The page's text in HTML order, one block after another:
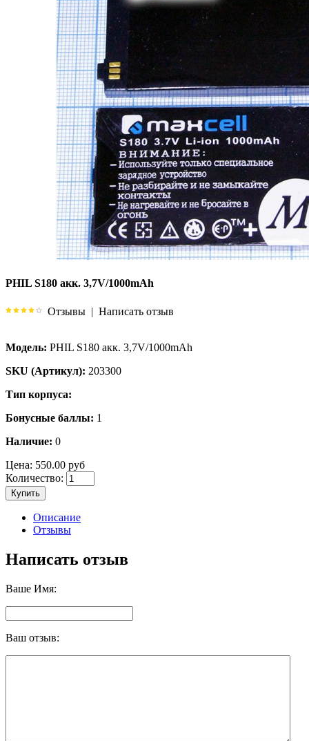
PHIL S180 акк. 3,7V/1000mAh
Отзывы | Написать отзыв
Модель: PHIL S180 акк. 3,7V/1000mAh
SKU (Артикул): 203300
Тип корпуса:
Бонусные баллы: 1
Наличие: 0
Цена: 550.00 руб
Количество:
Купить
Описание
Отзывы
Написать отзыв
Ваше Имя:
Ваш отзыв: